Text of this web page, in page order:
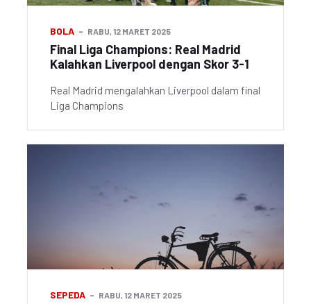
BOLA RABU, 12 MARET 2025
Final Liga Champions: Real Madrid
Kalahkan Liverpool dengan Skor 3-1
Real Madrid mengalahkan Liverpool dalam final
Liga Champions
SEPEDA RABU, 12 MARET 2025